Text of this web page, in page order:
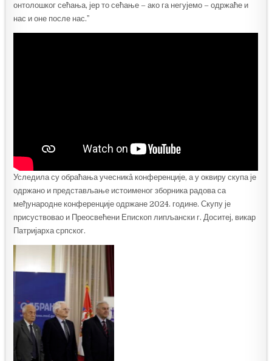
онтолошког сећања, јер то сећање – ако га негујемо – одржаће и
нас и оне после нас.ˮ
Уследила су обраћања учесникâ конференције, а у оквиру скупа је
одржано и представљање истоименог зборника радова са
међународне конференције одржане 2024. године. Скупу је
присуствовао и Преосвећени Епископ липљански г. Доситеј, викар
Патријарха српског.